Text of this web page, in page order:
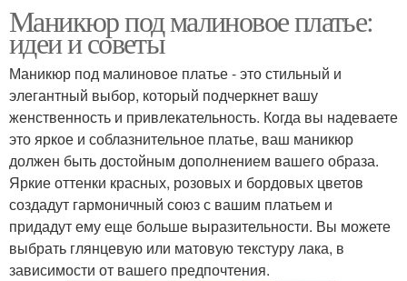
Маникюр под малиновое платье:
идеи и советы
Маникюр под малиновое платье - это стильный и
элегантный выбор, который подчеркнет вашу
женственность и привлекательность. Когда вы надеваете
это яркое и соблазнительное платье, ваш маникюр
должен быть достойным дополнением вашего образа.
Яркие оттенки красных, розовых и бордовых цветов
создадут гармоничный союз с вашим платьем и
придадут ему еще больше выразительности. Вы можете
выбрать глянцевую или матовую текстуру лака, в
зависимости от вашего предпочтения.